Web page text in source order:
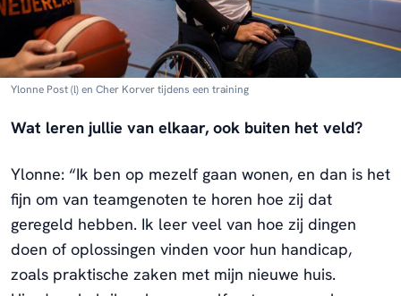
Ylonne Post (l) en Cher Korver tijdens een training
Wat leren jullie van elkaar, ook buiten het veld?
Ylonne: “Ik ben op mezelf gaan wonen, en dan is het
fijn om van teamgenoten te horen hoe zij dat
geregeld hebben. Ik leer veel van hoe zij dingen
doen of oplossingen vinden voor hun handicap,
zoals praktische zaken met mijn nieuwe huis.